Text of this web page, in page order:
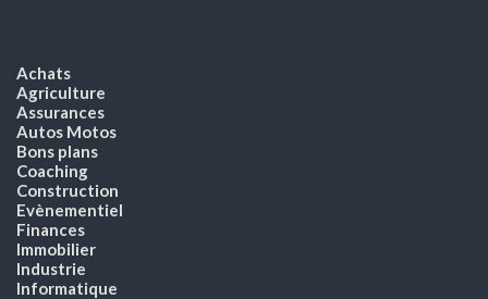
Achats
Agriculture
Assurances
Autos Motos
Bons plans
Coaching
Construction
Evènementiel
Finances
Immobilier
Industrie
Informatique